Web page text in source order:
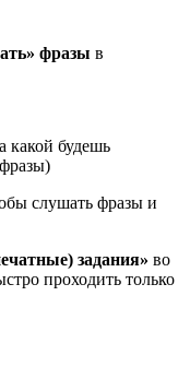
фразы в
какой будешь
слушать фразы и
задания» во
проходить только